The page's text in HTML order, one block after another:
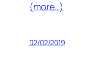
(more…)
02/02/2019